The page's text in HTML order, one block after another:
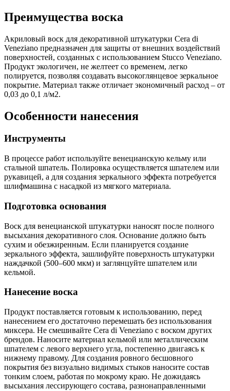
Преимущества воска
Акриловый воск для декоративной штукатурки Cera di
Veneziano предназначен для защиты от внешних воздействий
поверхностей, созданных с использованием Stucco Veneziano.
Продукт экологичен, не желтеет со временем, легко
полируется, позволяя создавать высокоглянцевое зеркальное
покрытие. Материал также отличает экономичный расход – от
0,03 до 0,1 л/м2.
Особенности нанесения
Инструменты
В процессе работ используйте венецианскую кельму или
стальной шпатель. Полировка осуществляется шпателем или
рукавицей, а для создания зеркального эффекта потребуется
шлифмашина с насадкой из мягкого материала.
Подготовка основания
Воск для венецианской штукатурки наносят после полного
высыхания декоративного слоя. Основание должно быть
сухим и обезжиренным. Если планируется создание
зеркального эффекта, зашлифуйте поверхность штукатурки
наждачкой (500–600 мкм) и заглянцуйте шпателем или
кельмой.
Нанесение воска
Продукт поставляется готовым к использованию, перед
нанесением его достаточно перемешать без использования
миксера. Не смешивайте Cera di Veneziano с воском других
брендов. Наносите материал кельмой или металлическим
шпателем с левого верхнего угла, постепенно двигаясь к
нижнему правому. Для создания ровного бесшовного
покрытия без визуально видимых стыков наносите состав
тонким слоем, работая по мокрому краю. Не дожидаясь
высыхания лессирующего состава, разнонаправленными